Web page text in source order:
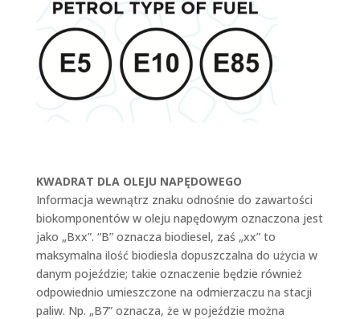
KWADRAT DLA OLEJU NAPĘDOWEGO
Informacja wewnątrz znaku odnośnie do zawartości
biokomponentów w oleju napędowym oznaczona jest
jako „Bxx”. “B” oznacza biodiesel, zaś „xx” to
maksymalna ilość biodiesla dopuszczalna do użycia w
danym pojeździe; takie oznaczenie będzie również
odpowiednio umieszczone na odmierzaczu na stacji
paliw. Np. „B7” oznacza, że w pojeździe można